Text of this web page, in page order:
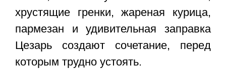
хрустящие гренки, жареная курица,
пармезан и удивительная заправка
Цезарь создают сочетание, перед
которым трудно устоять.